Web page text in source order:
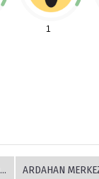
1
ARDAHAN MERKEZDE